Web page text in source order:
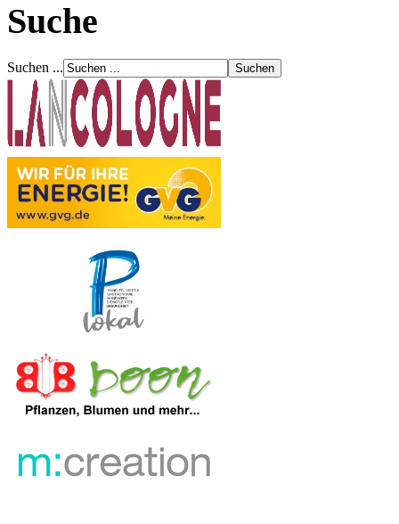
Suche
Suchen ...